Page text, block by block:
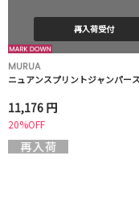
再入荷受付
MURUA
ニュアンスプリントジャンパー
11,176 円
20%OFF